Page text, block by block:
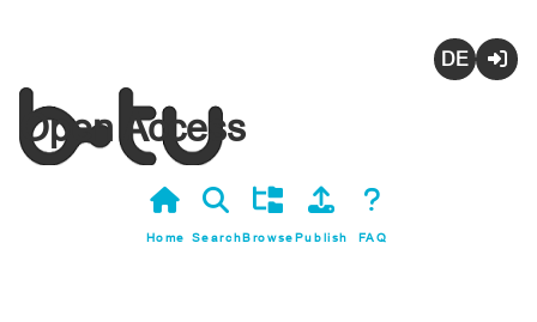
Open Access
Home SearchBrowsePublish FAQ